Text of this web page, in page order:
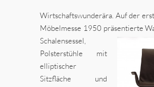
Wirtschaftswunderära. Auf der
Möbelmesse 1950 präsentierte
Schalensessel,
Polsterstühle mit
elliptischer
Sitzfläche und